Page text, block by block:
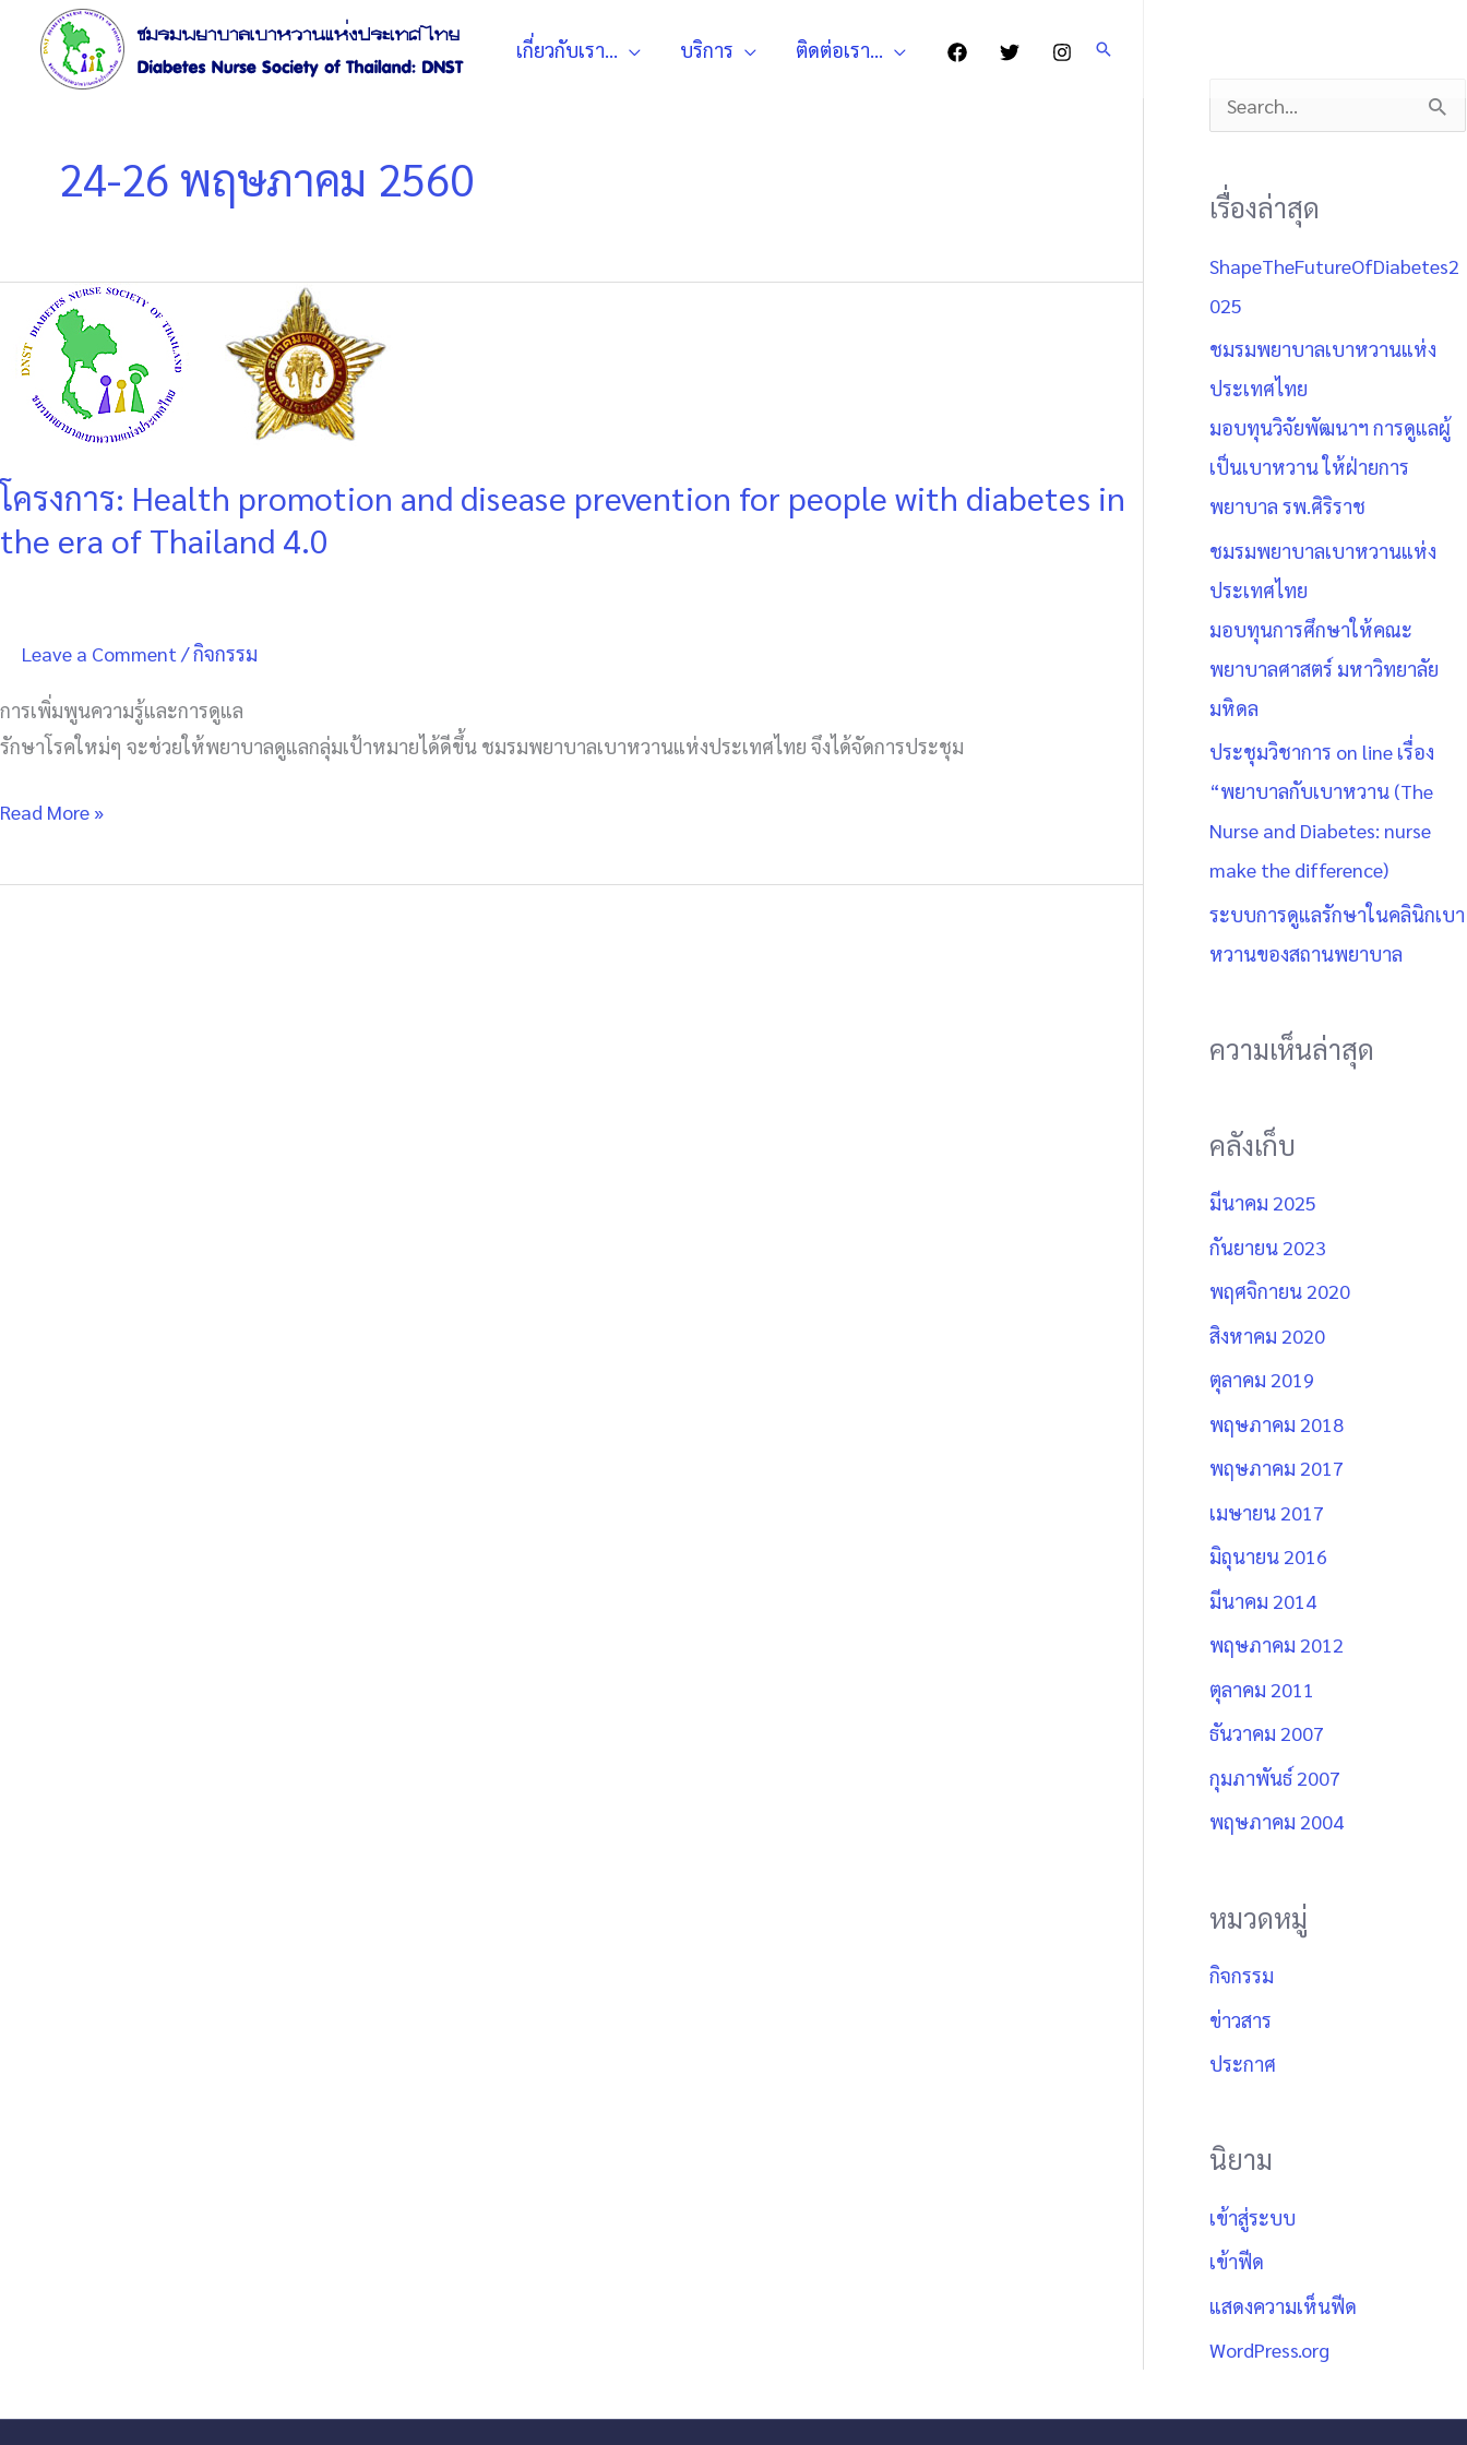
content
เกี่ยวกับเรา… บริการ ติดต่อเรา… Search
24-26 พฤษภาคม 2560
โครงการ: Health promotion and disease prevention for people with diabetes in
the era of Thailand 4.0
Leave a Comment /กิจกรรม
การเพิ่มพูนความรู้และการดูแล
รักษาโรคใหม่ๆ จะช่วยให้พยาบาลดูแลกลุ่มเป้าหมายได้ดีขึ้น ชมรมพยาบาลเบาหวานแห่งประเทศไทย จึงได้จัดการประชุม
โครงการ:
Health
promotion
prevention
for
people
era
Thailand
Read More »
a
c
h
f
o
r
:
เรื่องล่าสุด
ShapeTheFutureOfDiabetes2
025
ชมรมพยาบาลเบาหวานแห่ง
ประเทศไทย
มอบทุนวิจัยพัฒนาฯ การดูแลผู้
เป็นเบาหวาน ให้ฝ่ายการ
พยาบาล รพ.ศิริราช
ชมรมพยาบาลเบาหวานแห่ง
ประเทศไทย
มอบทุนการศึกษาให้คณะ
พยาบาลศาสตร์ มหาวิทยาลัย
มหิดล
ประชุมวิชาการ on line เรื่อง
“พยาบาลกับเบาหวาน (The
Nurse and Diabetes: nurse
make the difference)
ระบบการดูแลรักษาในคลินิกเบา
หวานของสถานพยาบาล
ความเห็นล่าสุด
คลังเก็บ
มีนาคม 2025
กันยายน 2023
พฤศจิกายน 2020
สิงหาคม 2020
ตุลาคม 2019
พฤษภาคม 2018
พฤษภาคม 2017
เมษายน 2017
มิถุนายน 2016
มีนาคม 2014
พฤษภาคม 2012
ตุลาคม 2011
ธันวาคม 2007
กุมภาพันธ์ 2007
พฤษภาคม 2004
หมวดหมู่
กิจกรรม
ข่าวสาร
ประกาศ
นิยาม
เข้าสู่ระบบ
เข้าฟีด
แสดงความเห็นฟีด
WordPress.org